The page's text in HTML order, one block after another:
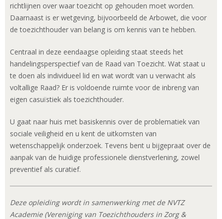
richtlijnen over waar toezicht op gehouden moet worden.
Daarnaast is er wetgeving, bijvoorbeeld de Arbowet, die voor
de toezichthouder van belang is om kennis van te hebben.
Centraal in deze eendaagse opleiding staat steeds het
handelingsperspectief van de Raad van Toezicht. Wat staat u
te doen als individueel lid en wat wordt van u verwacht als
voltallige Raad? Er is voldoende ruimte voor de inbreng van
eigen casuïstiek als toezichthouder.
U gaat naar huis met basiskennis over de problematiek van
sociale veiligheid en u kent de uitkomsten van
wetenschappelijk onderzoek. Tevens bent u bijgepraat over de
aanpak van de huidige professionele dienstverlening, zowel
preventief als curatief.
Deze opleiding wordt in samenwerking met de NVTZ
Academie (Vereniging van Toezichthouders in Zorg &